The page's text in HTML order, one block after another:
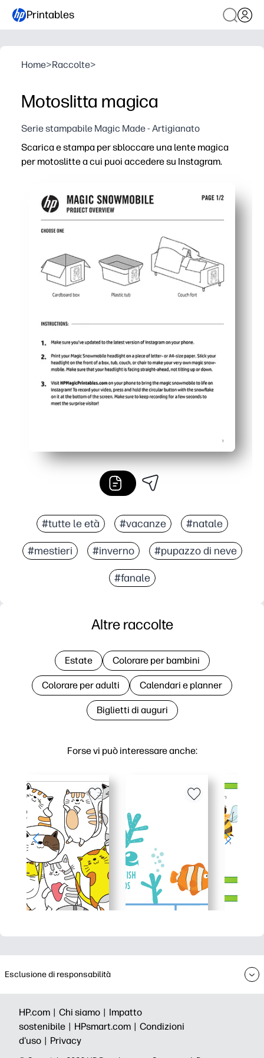
Printables
Home>Raccolte>
Motoslitta magica
Serie stampabile Magic Made - Artigianato
Scarica e stampa per sbloccare una lente magica
per motoslitte a cui puoi accedere su Instagram.
I bambini si immergono nel gioco AR: si muovono,
Perfetto per casa o in classe: una breve pausa
Un foglio, di grande impatto: facile da condividere,
#tutte le età #vacanze #natale
#mestieri #inverno #pupazzo di neve
#fanale
Forse vi può interessare anche:
Altre raccolte
Estate Colorare per bambini
Colorare per adulti Calendari e planner
Biglietti di auguri
Esclusione di responsabilità
HP.com | Chi siamo | Impatto
sostenibile | HPsmart.com | Condizioni
d'uso | Privacy